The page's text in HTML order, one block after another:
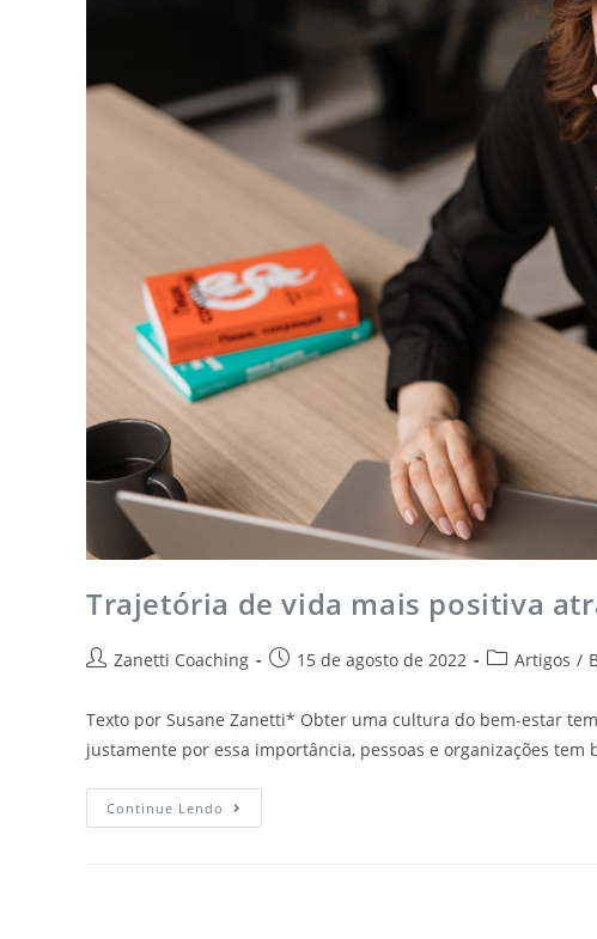
Trajetória de vida mais positiva
Zanetti Coaching 15 de agosto de 2022 Artigos /
Texto por Susane Zanetti* Obter uma cultura do bem-estar
justamente por essa importância, pessoas e organizações tem
Continue Lendo